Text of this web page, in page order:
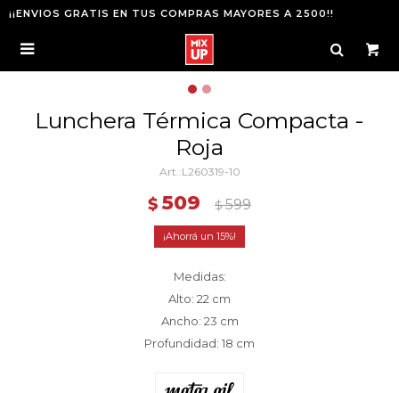
¡¡ENVIOS GRATIS EN TUS COMPRAS MAYORES A 2500!!

Lunchera Térmica Compacta -
Roja
L260319-10
$ 509 $ 599
15
Medidas:
Alto: 22 cm
Ancho: 23 cm
Profundidad: 18 cm